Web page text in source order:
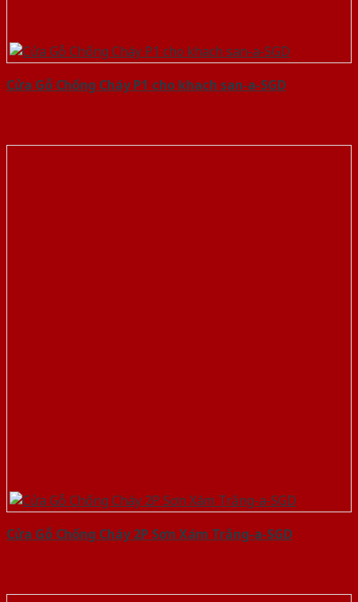
Cửa Gỗ Chống Cháy P1 cho khach san-a-SGD
Cửa Gỗ Chống Cháy 2P Sơn Xám Trắng-a-SGD